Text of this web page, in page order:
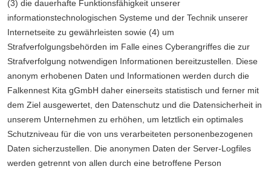
(3) die dauerhafte Funktionsfähigkeit unserer
informationstechnologischen Systeme und der Technik unserer
Internetseite zu gewährleisten sowie (4) um
Strafverfolgungsbehörden im Falle eines Cyberangriffes die zur
Strafverfolgung notwendigen Informationen bereitzustellen. Diese
anonym erhobenen Daten und Informationen werden durch die
Falkennest Kita gGmbH daher einerseits statistisch und ferner mit
dem Ziel ausgewertet, den Datenschutz und die Datensicherheit in
unserem Unternehmen zu erhöhen, um letztlich ein optimales
Schutzniveau für die von uns verarbeiteten personenbezogenen
Daten sicherzustellen. Die anonymen Daten der Server-Logfiles
werden getrennt von allen durch eine betroffene Person